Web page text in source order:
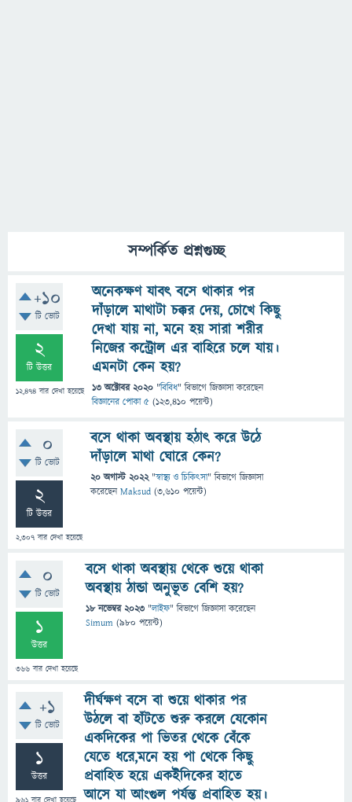
সম্পর্কিত প্রশ্নগুচ্ছ
+10
টি ভোট
2
টি উত্তর
12,474 বার দেখা হয়েছে
অনেকক্ষণ যাবৎ বসে থাকার পর
দাঁড়ালে মাথাটা চক্কর দেয়, চোখে কিছু
দেখা যায় না, মনে হয় সারা শরীর
নিজের কন্ট্রোল এর বাহিরে চলে যায়।
এমনটা কেন হয়?
13 অক্টোবর 2020 "বিবিধ" বিভাগে জিজ্ঞাসাকরেছেন
বিজ্ঞানের পোকা ৫ (123,410 পয়েন্ট)
0
টি ভোট
2
টি উত্তর
2,307 বার দেখা হয়েছে
বসে থাকা অবস্থায় হঠাৎ করে উঠে
দাঁড়ালে মাথা ঘোরে কেন?
20 অগাস্ট 2022 "স্বাস্থ্য ও চিকিৎসা" বিভাগে জিজ্ঞাসা
করেছেনMaksud (3,610 পয়েন্ট)
0
টি ভোট
1
উত্তর
366 বার দেখা হয়েছে
বসে থাকা অবস্থায় থেকে শুয়ে থাকা
অবস্থায় ঠান্ডা অনুভূত বেশি হয়?
18 নভেম্বর 2023 "লাইফ" বিভাগে জিজ্ঞাসাকরেছেন
Simum (980 পয়েন্ট)
+1
টি ভোট
1
উত্তর
দীর্ঘক্ষণ বসে বা শুয়ে থাকার পর
উঠলে বা হাঁটতে শুরু করলে যেকোন
একদিকের পা ভিতর থেকে বেঁকে
যেতে ধরে,মনে হয় পা থেকে কিছু
প্রবাহিত হয়ে একইদিকের হাতে
আসে যা আংগুল পর্যন্ত প্রবাহিত হয়।